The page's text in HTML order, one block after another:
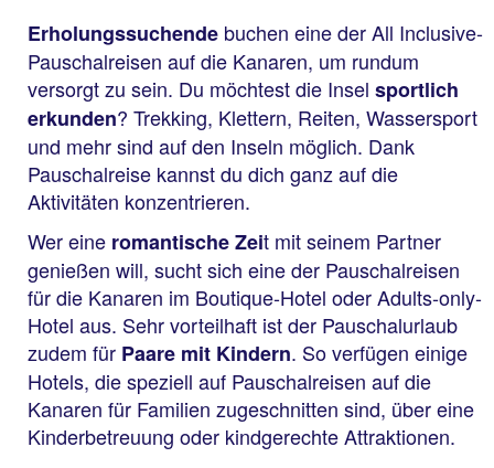
Erholungssuchende buchen eine der All Inclusive-
Pauschalreisen auf die Kanaren, um rundum
versorgt zu sein. Du möchtest die Insel sportlich
erkunden? Trekking, Klettern, Reiten, Wassersport
und mehr sind auf den Inseln möglich. Dank
Pauschalreise kannst du dich ganz auf die
Aktivitäten konzentrieren.
Wer eine romantische Zeit mit seinem Partner
genießen will, sucht sich eine der Pauschalreisen
für die Kanaren im Boutique-Hotel oder Adults-only-
Hotel aus. Sehr vorteilhaft ist der Pauschalurlaub
zudem für Paare mit Kindern. So verfügen einige
Hotels, die speziell auf Pauschalreisen auf die
Kanaren für Familien zugeschnitten sind, über eine
Kinderbetreuung oder kindgerechte Attraktionen.